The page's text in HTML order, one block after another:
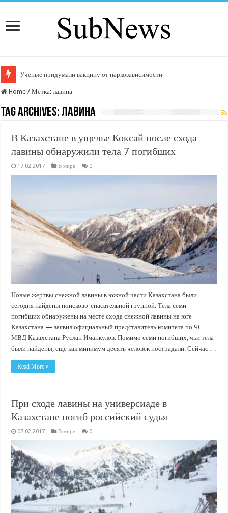
Ученые придумали вакцину от наркозависимости
Home / Метка:лавина
Tag Archives:лавина
В Казахстане в ущелье Коксай после схода
лавины обнаружили тела 7 погибших
17.02.2017 В мире 0
Новые жертвы снежной лавины в южной части Казахстана были
сегодня найдены поисково-спасательной группой. Тела семи
погибших обнаружены на месте схода снежной лавины на юге
Казахстана — заявил официальный представитель комитета по ЧС
МВД Казахстана Руслан Иманкулов. Помимо семи погибших, чьи тела
были найдены, ещё как минимум десять человек пострадали. Сейчас …
Read More »
При сходе лавины на универсиаде в
Казахстане погиб российский судья
07.02.2017 В мире 0